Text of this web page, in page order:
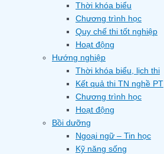
Thời khóa biểu
Chương trình học
Quy chế thi tốt nghiệp
Hoạt động
Hướng nghiệp
Thời khóa biểu, lịch thi
Kết quả thi TN nghề PT
Chương trình học
Hoạt động
Bồi dưỡng
Ngoại ngữ – Tin học
Kỹ năng sống